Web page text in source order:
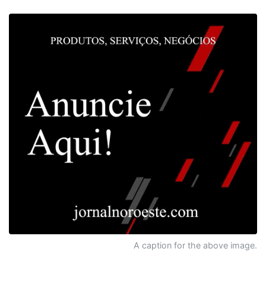
A caption for the above image.